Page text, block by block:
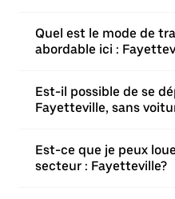
Quel est le mode de
abordable ici :
Est-il possible de se
Fayetteville, sans
Est-ce que je peux
secteur : Fayetteville?